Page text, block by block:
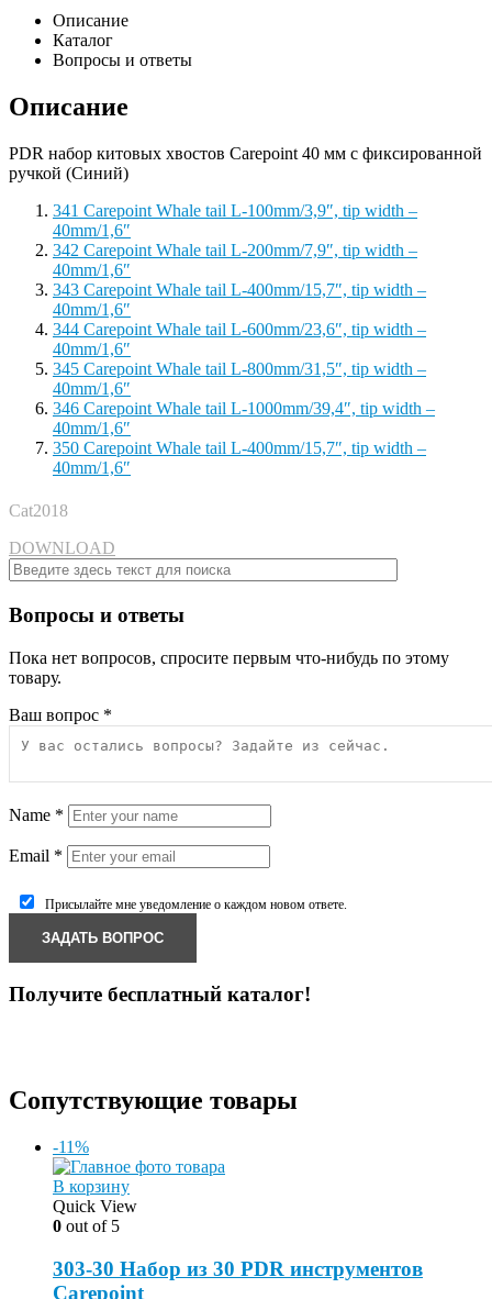
Описание
Каталог
Вопросы и ответы
Описание
PDR набор китовых хвостов Carepoint 40 мм с фиксированной
ручкой (Синий)
341 Carepoint Whale tail L-100mm/3,9″, tip width –
40mm/1,6″
342 Carepoint Whale tail L-200mm/7,9″, tip width –
40mm/1,6″
343 Carepoint Whale tail L-400mm/15,7″, tip width –
40mm/1,6″
344 Carepoint Whale tail L-600mm/23,6″, tip width –
40mm/1,6″
345 Carepoint Whale tail L-800mm/31,5″, tip width –
40mm/1,6″
346 Carepoint Whale tail L-1000mm/39,4″, tip width –
40mm/1,6″
350 Carepoint Whale tail L-400mm/15,7″, tip width –
40mm/1,6″
Cat2018
DOWNLOAD
Вопросы и ответы
Пока нет вопросов, спросите первым что-нибудь по этому
товару.
Ваш вопрос *
Name *
Email *
Присылайте мне уведомление о каждом новом ответе.
Получите бесплатный каталог!
Сопутствующие товары
-11%
В корзину
Quick View
0 out of 5
303-30 Набор из 30 PDR инструментов
Carepoint